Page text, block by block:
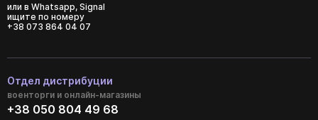
или в Whatsapp, Signal
ищите по номеру
+38 073 864 04 07
Отдел дистрибуции
военторги и онлайн-магазины
+38 050 804 49 68